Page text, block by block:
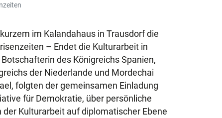
im Kalandahaus in Trausdorf die
– Endet die Kulturarbeit in
des Königreichs Spanien,
der Niederlande und Mordechai
folgten der gemeinsamen Einladung
für Demokratie, über persönliche
Kulturarbeit auf diplomatischer Ebene